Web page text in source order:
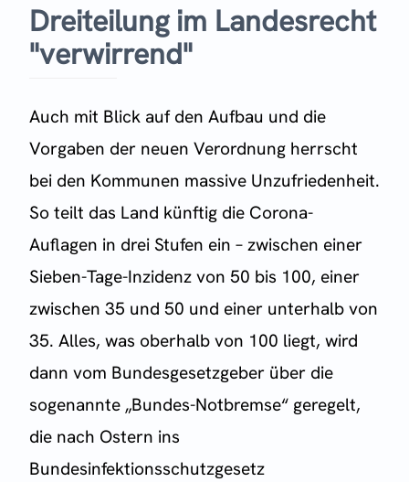
Dreiteilung im Landesrecht
"verwirrend"
Auch mit Blick auf den Aufbau und die
Vorgaben der neuen Verordnung herrscht
bei den Kommunen massive Unzufriedenheit.
So teilt das Land künftig die Corona-
Auflagen in drei Stufen ein – zwischen einer
Sieben-Tage-Inzidenz von 50 bis 100, einer
zwischen 35 und 50 und einer unterhalb von
35. Alles, was oberhalb von 100 liegt, wird
dann vom Bundesgesetzgeber über die
sogenannte „Bundes-Notbremse“ geregelt,
die nach Ostern ins
Bundesinfektionsschutzgesetz